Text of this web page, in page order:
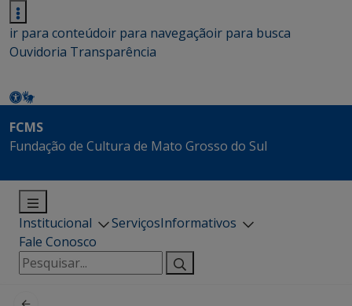
ir para conteúdoir para navegaçãoir para busca
Ouvidoria Transparência
FCMS
Fundação de Cultura de Mato Grosso do Sul
Institucional ServiçosInformativos
Fale Conosco
Pesquisar
por: